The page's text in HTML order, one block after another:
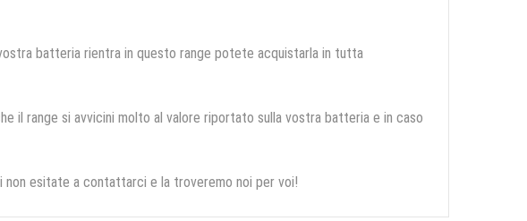
batteria rientra in questo range potete acquistarla in tutta
il range si avvicini molto al valore riportato sulla vostra batteria e in caso
esitate a contattarci e la troveremo noi per voi!